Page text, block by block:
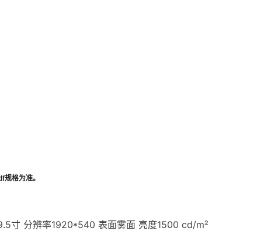
规格为准。
寸 分辨率1920*540 表面雾面 亮度1500 cd/m²